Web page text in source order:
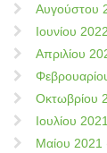
Αυγούστου
Ιουνίου
Απριλίου
Οκτωβρίου
Ιουλίου
Μαίου 2021